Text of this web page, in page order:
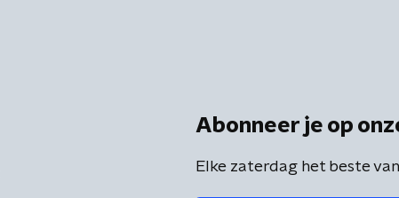
Abonneer je op
Elke zaterdag het beste